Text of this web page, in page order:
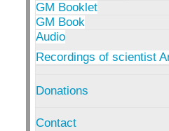
GM Booklet
GM Book
Audio
Recordings of scientist
Donations
Contact